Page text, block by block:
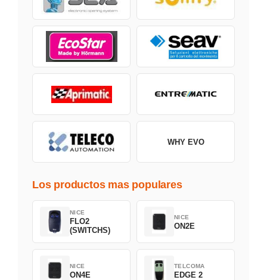
WHY EVO
Los productos mas populares
NICE
FLO2
(SWITCHS)
NICE
ON2E
NICE
ON4E
TELCOMA
EDGE 2